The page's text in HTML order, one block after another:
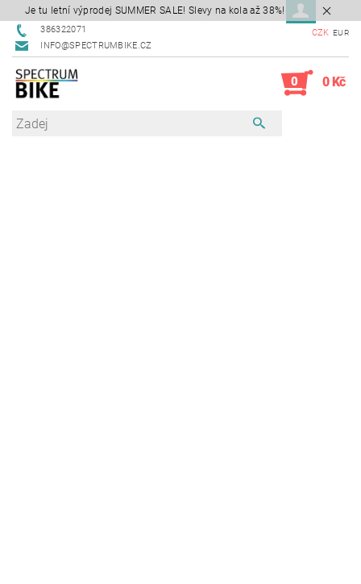
Je tu letní výprodej SUMMER SALE! Slevy na kola až 38%!
386322071
INFO@SPECTRUMBIKE.CZ
CZK EUR
0 0 Kč